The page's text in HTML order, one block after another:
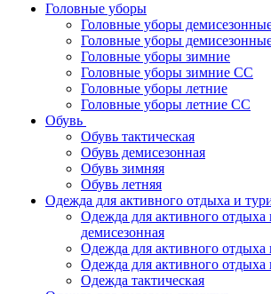
Головные уборы
Головные уборы
Головные уборы
Головные уборы зимние
Головные уборы зимние СС
Головные уборы летние
Головные уборы летние СС
Обувь
Обувь тактическая
Обувь демисезонная
Обувь зимняя
Обувь летняя
Одежда для активного отдыха и
Одежда для активного отдыха
демисезонная
Одежда для активного отдыха
Одежда для активного отдыха
Одежда тактическая